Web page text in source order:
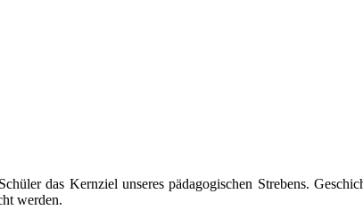
das Kernziel unseres pädagogischen Strebens.
werden.